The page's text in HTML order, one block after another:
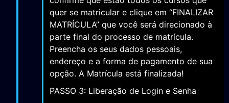
quer se matricular e clique em “FINALIZAR
MATRÍCULA” que você será direcionado à
parte final do processo de matrícula.
Preencha os seus dados pessoais,
endereço e a forma de pagamento de sua
opção. A Matrícula está finalizada!